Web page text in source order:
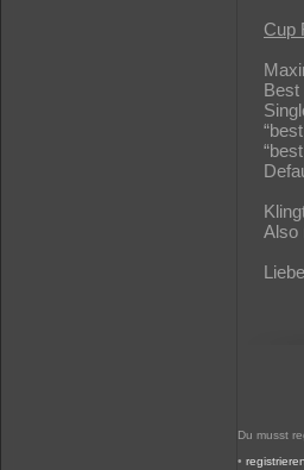
Cup
Best
Also
Du musst
• registrieren